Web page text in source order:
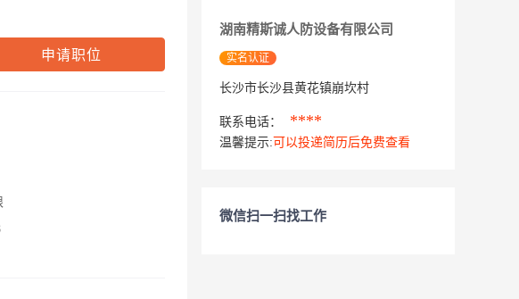
申请职位
湖南精斯诚人防设备有限公司
实名认证
长沙市长沙县黄花镇崩坎村
联系电话： ****
温馨提示: 可以投递简历后免费查看
微信扫一扫找工作